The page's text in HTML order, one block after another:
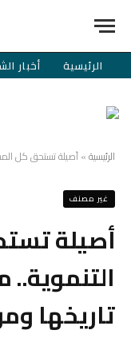
الرئيسية أخبار
الرئيسية»أصيلة تستحق كل
غير مصنف
أصيلة
تاريخها